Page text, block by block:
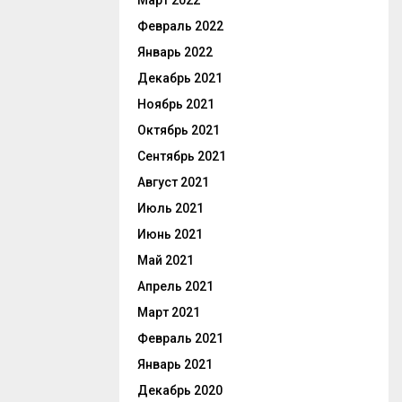
Февраль 2022
Январь 2022
Декабрь 2021
Ноябрь 2021
Октябрь 2021
Сентябрь 2021
Август 2021
Июль 2021
Июнь 2021
Май 2021
Апрель 2021
Март 2021
Февраль 2021
Январь 2021
Декабрь 2020